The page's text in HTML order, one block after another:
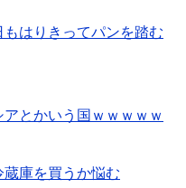
はりきってパンを踏む
とかいう国ｗｗｗｗｗ
庫を買うか悩む